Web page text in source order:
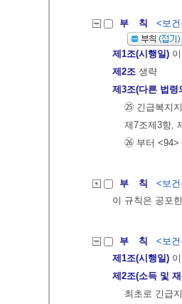
부 칙 <보
제1조(시행일)
제2조 생략
제3조(다른 법령
㉕ 긴급복지
제7조제3항,
㉖ 부터 <94>
부 칙
<보
이 규칙은 공포
부 칙
<보
제1조(시행일)
제2조(소득 및
최초로 긴급